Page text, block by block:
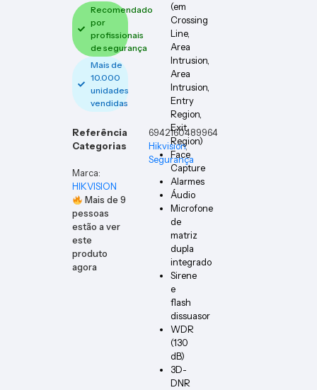
Recomendado
por
profissionais
de segurança
Mais de
10.000
unidades
vendidas
Referência
6942160489964
Categorias
Hikvision,
Segurança
Marca:
HIKVISION
Mais de9
pessoas
estão a ver
este
produto
agora
(em
Crossing
Line,
Area
Intrusion,
Area
Intrusion,
Entry
Region,
Exit
Region)
Face
Capture
Alarmes
Áudio
Microfone
de
matriz
dupla
integrado
Sirene
e
flash
dissuasor
WDR
(130
dB)
3D-
DNR